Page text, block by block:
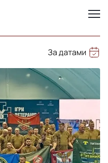
За датами